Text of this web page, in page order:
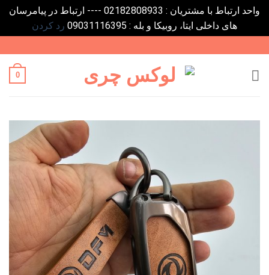
واحد ارتباط با مشتریان : 02182808933 ---- ارتباط در پیامرسان
های داخلی ایتا، روبیکا و بله : 09031116395
رد کردن
to
content
0